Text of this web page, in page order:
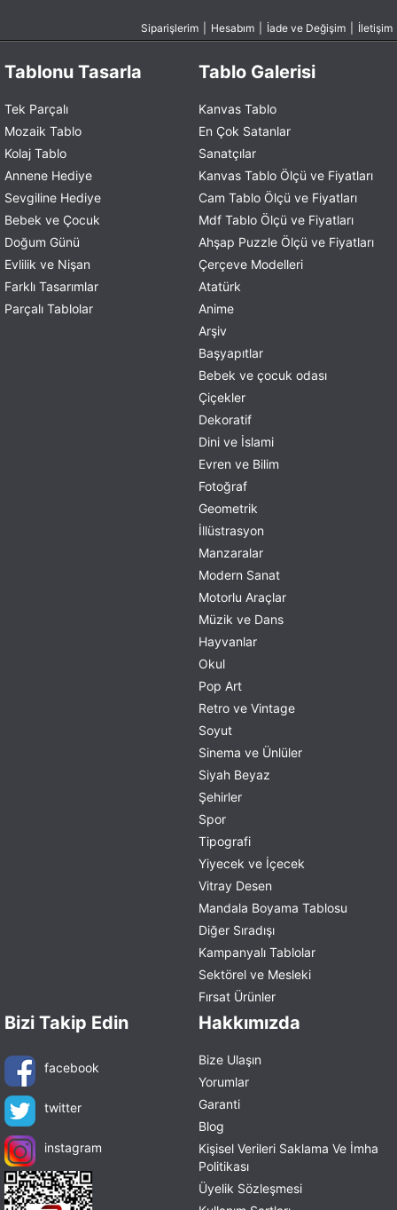
Siparişlerim Hesabım İade ve Değişim İletişim
Tablonu Tasarla
Tek Parçalı
Mozaik Tablo
Kolaj Tablo
Annene Hediye
Sevgiline Hediye
Bebek ve Çocuk
Doğum Günü
Evlilik ve Nişan
Farklı Tasarımlar
Parçalı Tablolar
Tablo Galerisi
Kanvas Tablo
En Çok Satanlar
Sanatçılar
Kanvas Tablo Ölçü ve Fiyatları
Cam Tablo Ölçü ve Fiyatları
Mdf Tablo Ölçü ve Fiyatları
Ahşap Puzzle Ölçü ve Fiyatları
Çerçeve Modelleri
Atatürk
Anime
Arşiv
Başyapıtlar
Bebek ve çocuk odası
Çiçekler
Dekoratif
Dini ve İslami
Evren ve Bilim
Fotoğraf
Geometrik
İllüstrasyon
Manzaralar
Modern Sanat
Motorlu Araçlar
Müzik ve Dans
Hayvanlar
Okul
Pop Art
Retro ve Vintage
Soyut
Sinema ve Ünlüler
Siyah Beyaz
Şehirler
Spor
Tipografi
Yiyecek ve İçecek
Vitray Desen
Mandala Boyama Tablosu
Diğer Sıradışı
Kampanyalı Tablolar
Sektörel ve Mesleki
Fırsat Ürünler
Bizi Takip Edin
facebook
twitter
instagram
Hakkımızda
Bize Ulaşın
Yorumlar
Garanti
Blog
Kişisel Verileri Saklama Ve İmha
Politikası
Üyelik Sözleşmesi